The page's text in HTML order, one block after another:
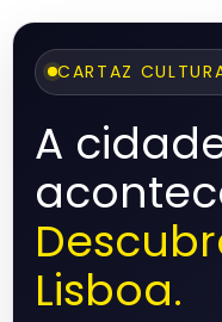
CARTAZ
A
Lisboa.